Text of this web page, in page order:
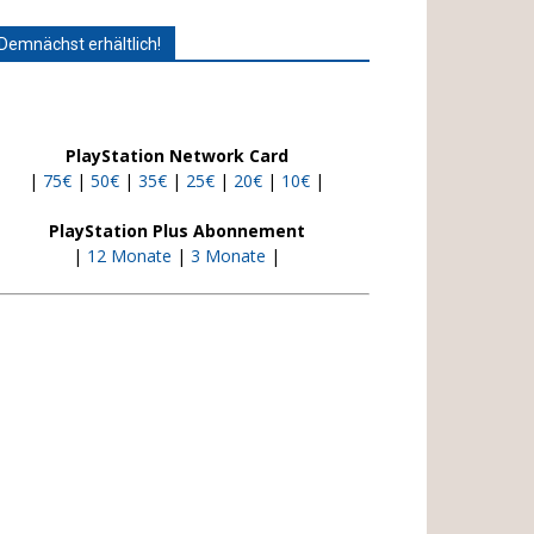
erhältlich!
PlayStation Network Card
| 75€ | 50€ | 35€ | 25€ | 20€ | 10€ |
PlayStation Plus Abonnement
| 12 Monate | 3 Monate |